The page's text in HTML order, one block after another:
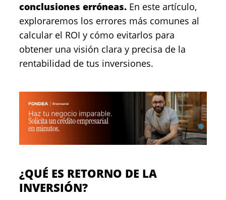
conclusiones erróneas. En este artículo,
exploraremos los errores más comunes al
calcular el ROI y cómo evitarlos para
obtener una visión clara y precisa de la
rentabilidad de tus inversiones.
¿QUÉ ES RETORNO DE LA
INVERSIÓN?